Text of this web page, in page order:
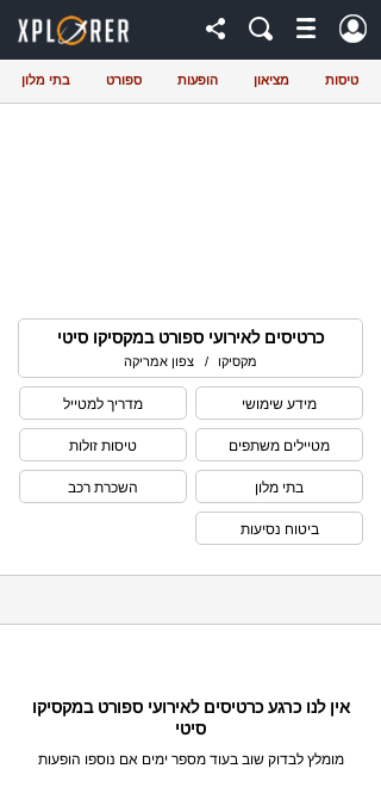
טיסות מציאון הופעות ספורט בתי מלון
כרטיסים לאירועי ספורט במקסיקו סיטי
מקסיקו / צפון אמריקה
מידע שימושי מדריך למטייל
מטיילים משתפים טיסות זולות
בתי מלון השכרת רכב
ביטוח נסיעות
אין לנו כרגע כרטיסים לאירועי ספורט במקסיקו
סיטי
מומלץ לבדוק שוב בעוד מספר ימים אם נוספו הופעות